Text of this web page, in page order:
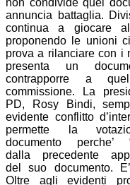
annuncia battaglia.
continua a giocare
proponendo le unioni
prova a rilanciare con i
presenta un
contrapporre a
commissione. La
PD, Rosy Bindi,
evidente conflitto
permette la
documento perche’
dalla precedente
del suo documento.
Oltre agli evidenti